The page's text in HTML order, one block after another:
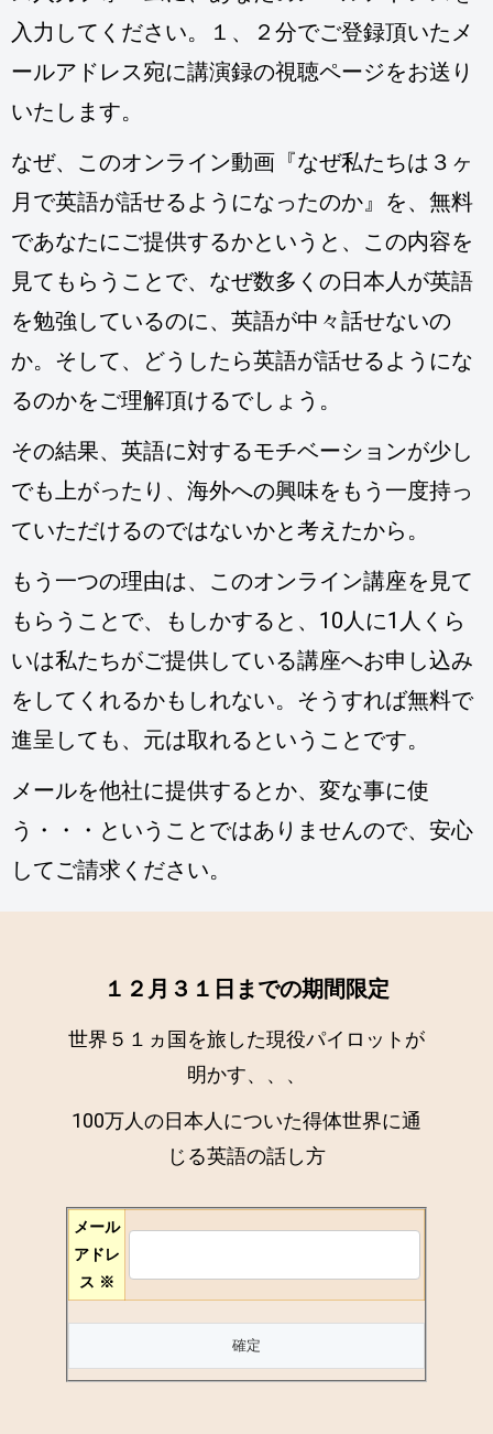
入力してください。１、２分でご登録頂いたメ
ールアドレス宛に講演録の視聴ページをお送り
いたします。
なぜ、このオンライン動画『なぜ私たちは３ヶ
月で英語が話せるようになったのか』を、無料
であなたにご提供するかというと、この内容を
見てもらうことで、なぜ数多くの日本人が英語
を勉強しているのに、英語が中々話せないの
か。そして、どうしたら英語が話せるようにな
るのかをご理解頂けるでしょう。
その結果、英語に対するモチベーションが少し
でも上がったり、海外への興味をもう一度持っ
ていただけるのではないかと考えたから。
もう一つの理由は、このオンライン講座を見て
もらうことで、
もしかすると、10人に1人くら
いは私たちがご提供している講座へお申し込み
をしてくれるかもしれない。そうすれば無料で
進呈しても、元は取れるということです。
メールを他社に提供するとか、変な事に使
う・・・ということではありませんので、安心
してご請求ください。
１２月３１日までの期間限定
世界５１ヵ国を旅した現役パイロットが
明かす、、、
100万人の日本人についた得体世界に通
じる英語の話し方
メール
アドレ
ス ※